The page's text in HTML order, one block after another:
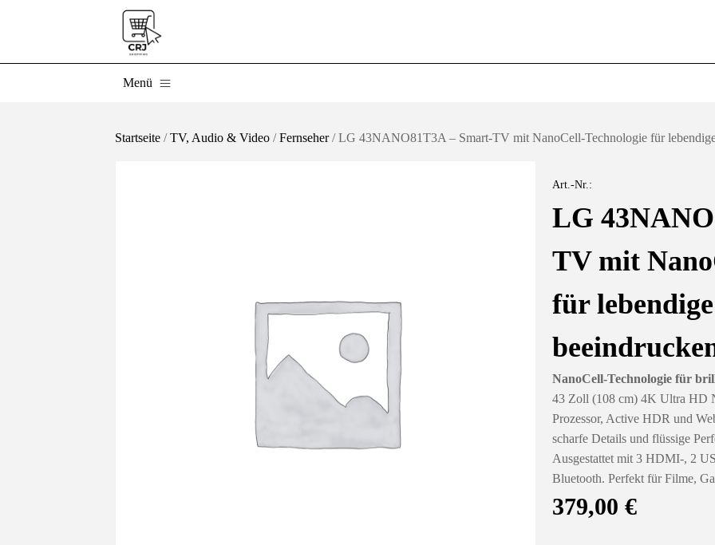
Menü
Startseite /TV, Audio & Video /Fernseher/ LG 43NANO81T3A – Smart-TV mit NanoCell-Technologie für
Art.-Nr.:
LG
TV mit
für
NanoCell-Technologie für
43 Zoll (108 cm) 4K Ultra HD
Prozessor, Active HDR und
scharfe Details und flüssige
Ausgestattet mit 3 HDMI-, 2
Bluetooth. Perfekt für Filme,
379,00 €